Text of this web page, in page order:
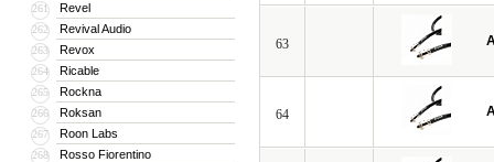
261 Revel
262 Revival Audio
263 Revox
264 Ricable
265 Rockna
266 Roksan
267 Roon Labs
268 Rosso Fiorentino
63
64